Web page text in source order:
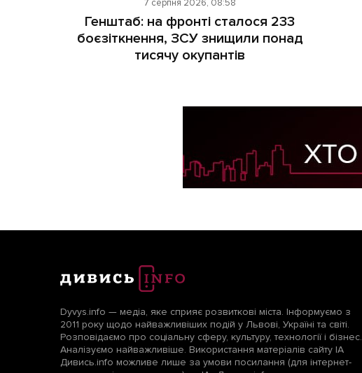
7 серпня 2026, 08:58
Генштаб: на фронті сталося 233
боєзіткнення, ЗСУ знищили понад
тисячу окупантів
Dyvys.info — медіа, яке сприяє розвиткові міста. Інформуємо з
2011 року щодо найважливіших подій у Львові, Україні та світі.
Розповідаємо про соціальну сферу, культуру, технології і бізнес.
Аналізуємо найважливіше. Використання матеріалів сайту ІА
Дивись.info можливе лише за умови посилання (для інтернет-